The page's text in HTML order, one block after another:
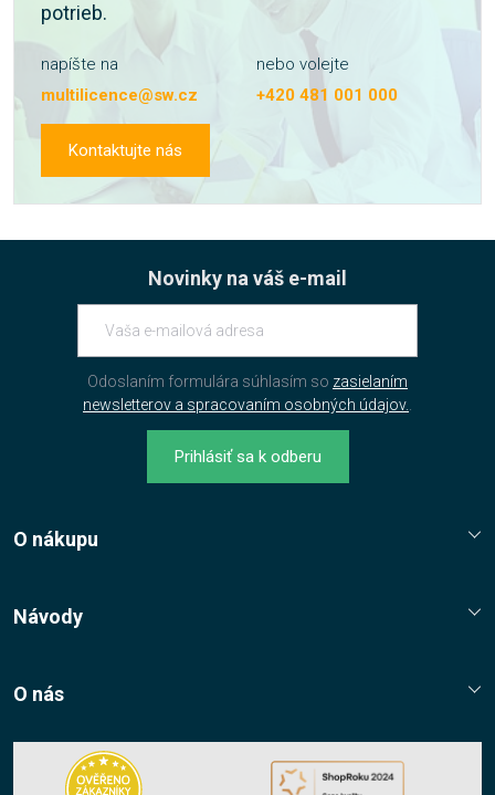
potrieb.
napíšte na
multilicence@sw.cz
nebo volejte
+420 481 001 000
Kontaktujte nás
Novinky na váš e-mail
Odoslaním formulára súhlasím so zasielaním
newsletterov a spracovaním osobných údajov.
Prihlásiť sa k odberu
O nákupu
Jak nakupovat?
Návody
O nás
Napište nám